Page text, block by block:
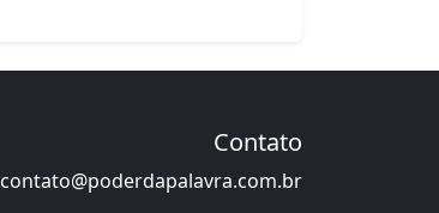
Contato
contato@poderdapalavra.com.br